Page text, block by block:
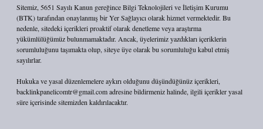
Sitemiz, 5651 Sayılı Kanun gereğince Bilgi Teknolojileri ve İletişim Kurumu
(BTK) tarafından onaylanmış bir Yer Sağlayıcı olarak hizmet vermektedir. Bu
nedenle, sitedeki içerikleri proaktif olarak denetleme veya araştırma
yükümlülüğümüz bulunmamaktadır. Ancak, üyelerimiz yazdıkları içeriklerin
sorumluluğunu taşımakta olup, siteye üye olarak bu sorumluluğu kabul etmiş
sayılırlar.
Hukuka ve yasal düzenlemelere aykırı olduğunu düşündüğünüz içerikleri,
backlinkpanelicomtr@gmail.comadresine bildirmeniz halinde, ilgili içerikler yasal
süre içerisinde sitemizden kaldırılacaktır.